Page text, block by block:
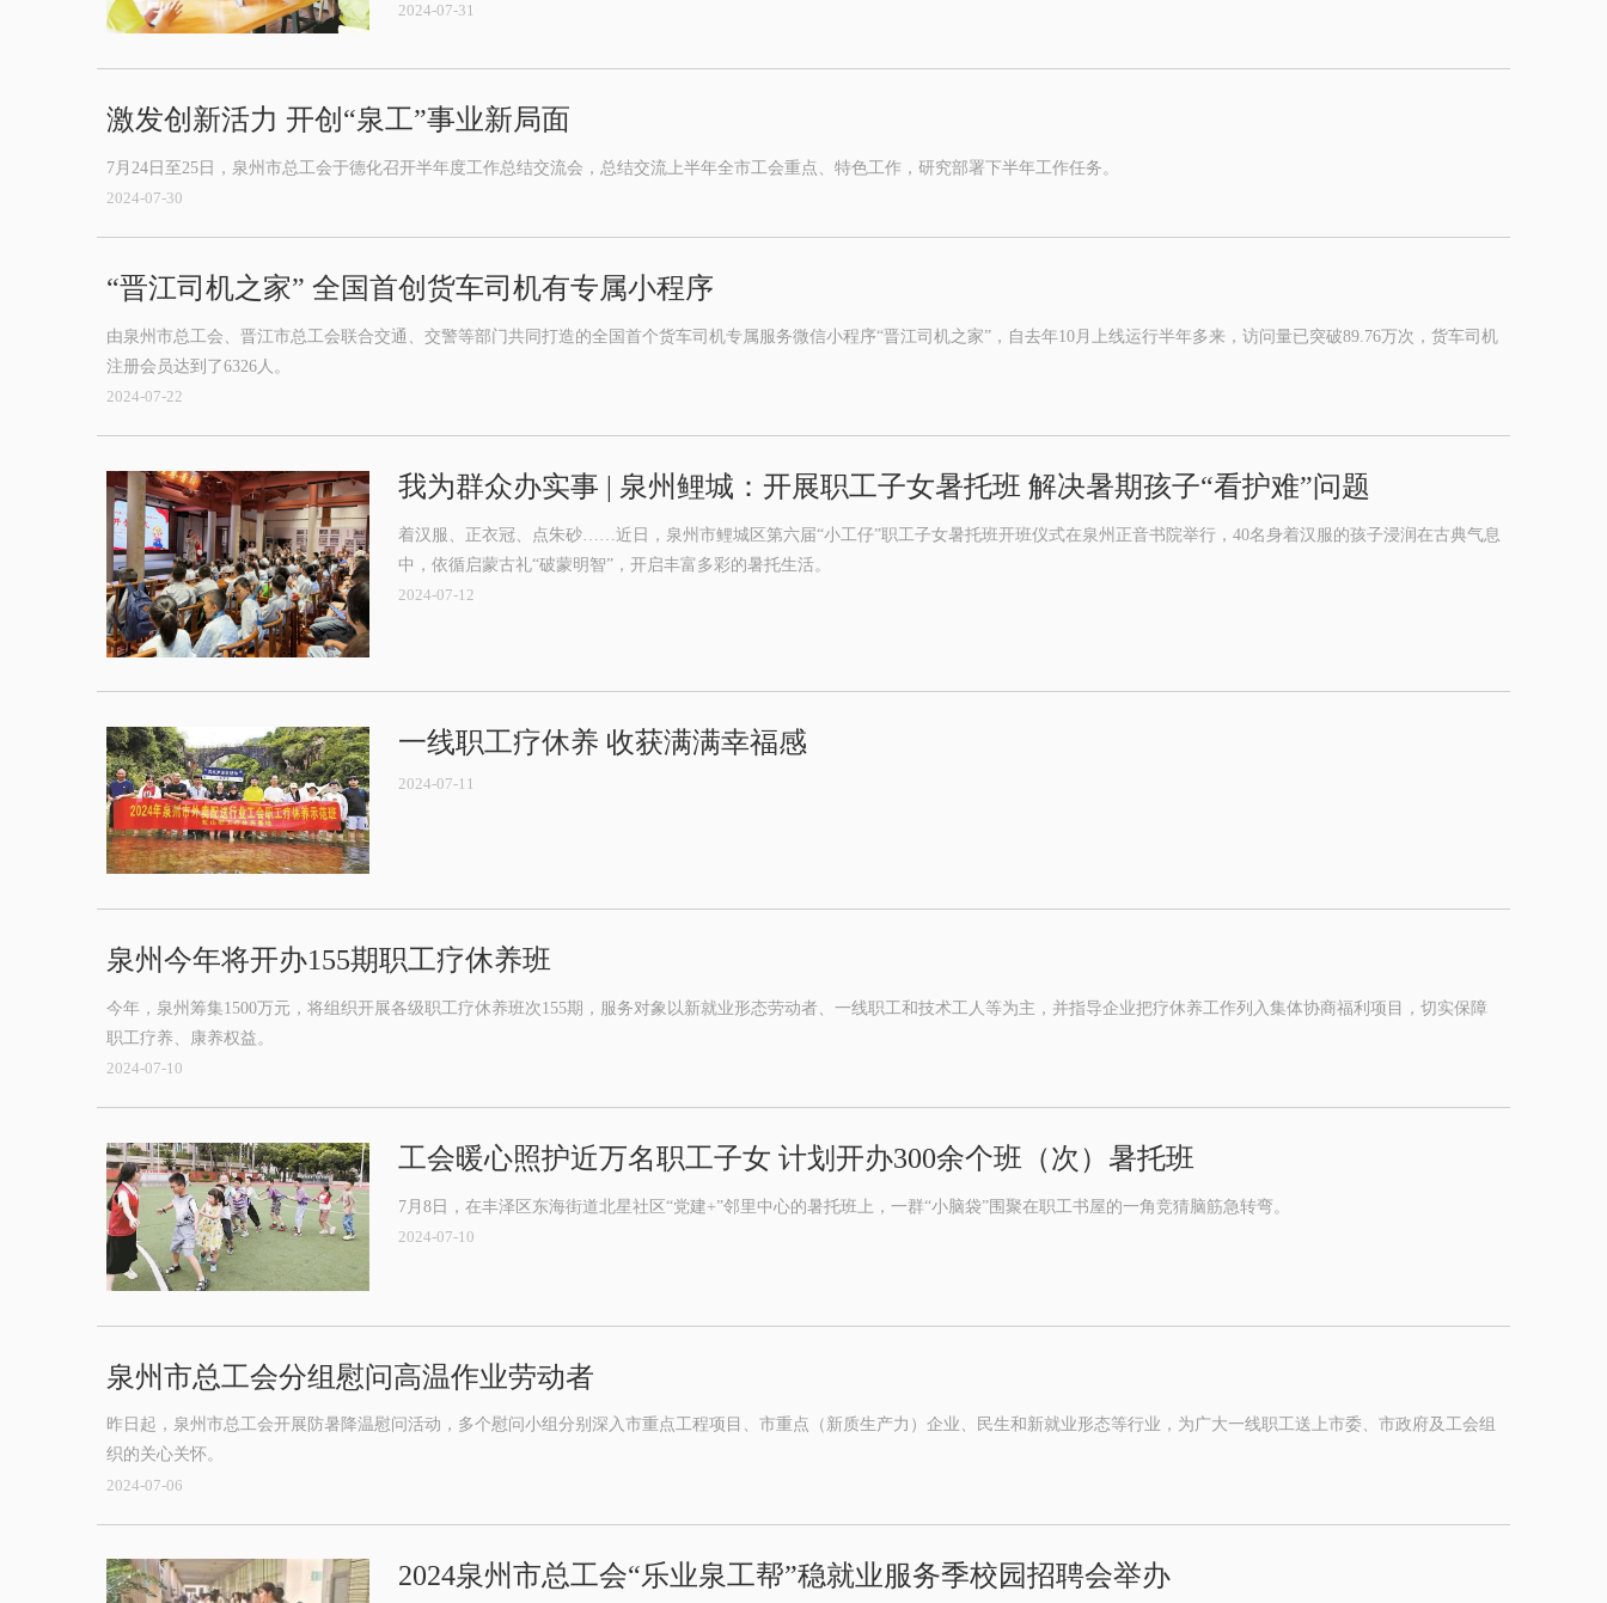
2024-07-31
激发创新活力 开创“泉工”事业新局面
7月24日至25日，泉州市总工会于德化召开半年度工作总结交流会，总结交流上半年全市工会重点、特色工作，研究部署下半年工作任务。
2024-07-30
“晋江司机之家” 全国首创货车司机有专属小程序
由泉州市总工会、晋江市总工会联合交通、交警等部门共同打造的全国首个货车司机专属服务微信小程序“晋江司机之家”，自去年10月上线运行半年多来，访问量已突破89.76万次，货车司机
注册会员达到了6326人。
2024-07-22
我为群众办实事 | 泉州鲤城：开展职工子女暑托班 解决暑期孩子“看护难”问题
着汉服、正衣冠、点朱砂……近日，泉州市鲤城区第六届“小工仔”职工子女暑托班开班仪式在泉州正音书院举行，40名身着汉服的孩子浸润在古典气息
中，依循启蒙古礼“破蒙明智”，开启丰富多彩的暑托生活。
2024-07-12
一线职工疗休养 收获满满幸福感
2024-07-11
泉州今年将开办155期职工疗休养班
今年，泉州筹集1500万元，将组织开展各级职工疗休养班次155期，服务对象以新就业形态劳动者、一线职工和技术工人等为主，并指导企业把疗休养工作列入集体协商福利项目，切实保障
职工疗养、康养权益。
2024-07-10
工会暖心照护近万名职工子女 计划开办300余个班（次）暑托班
7月8日，在丰泽区东海街道北星社区“党建+”邻里中心的暑托班上，一群“小脑袋”围聚在职工书屋的一角竞猜脑筋急转弯。
2024-07-10
泉州市总工会分组慰问高温作业劳动者
昨日起，泉州市总工会开展防暑降温慰问活动，多个慰问小组分别深入市重点工程项目、市重点（新质生产力）企业、民生和新就业形态等行业，为广大一线职工送上市委、市政府及工会组
织的关心关怀。
2024-07-06
2024泉州市总工会“乐业泉工帮”稳就业服务季校园招聘会举办